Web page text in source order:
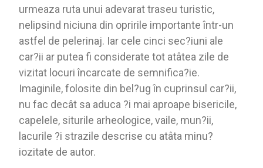
urmeaza ruta unui adevarat traseu turistic,
nelipsind niciuna din opririle importante într-un
astfel de pelerinaj. Iar cele cinci sec?iuni ale
car?ii ar putea fi considerate tot atâtea zile de
vizitat locuri încarcate de semnifica?ie.
Imaginile, folosite din bel?ug în cuprinsul car?ii,
nu fac decât sa aduca ?i mai aproape bisericile,
capelele, siturile arheologice, vaile, mun?ii,
lacurile ?i strazile descrise cu atâta minu?
iozitate de autor.